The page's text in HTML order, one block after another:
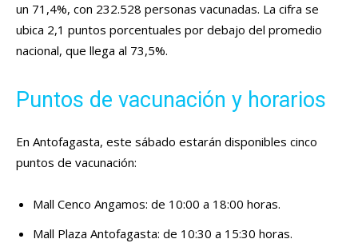
un 71,4%, con 232.528 personas vacunadas. La cifra se
ubica 2,1 puntos porcentuales por debajo del promedio
nacional, que llega al 73,5%.
Puntos de vacunación y horarios
En Antofagasta, este sábado estarán disponibles cinco
puntos de vacunación:
Mall Cenco Angamos: de 10:00 a 18:00 horas.
Mall Plaza Antofagasta: de 10:30 a 15:30 horas.